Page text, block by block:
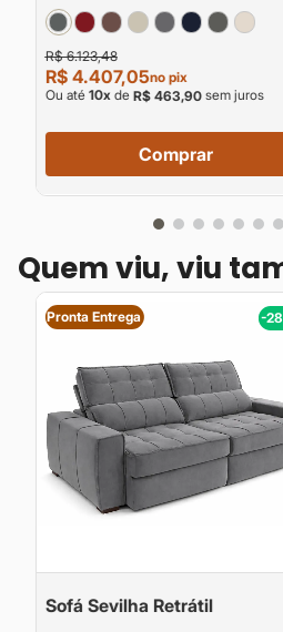
R$ 6.123,48
R$ 4.407,05no pix
Ou até 10xde R$ 463,90sem juros
Comprar
Quem viu, viu
Pronta Entrega -
Sofá Sevilha Retrátil